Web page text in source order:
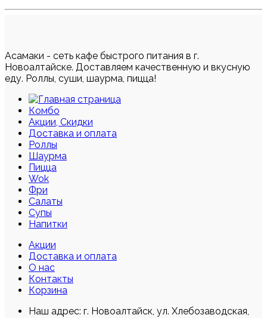
Асамаки - сеть кафе быстрого питания в г.
Новоалтайске. Доставляем качественную и вкусную
еду. Роллы, суши, шаурма, пицца!
Комбо
Акции, Скидки
Доставка и оплата
Роллы
Шаурма
Пицца
Wok
Фри
Салаты
Супы
Напитки
Акции
Доставка и оплата
О нас
Контакты
Корзина
Наш адрес: г. Новоалтайск, ул. Хлебозаводская,